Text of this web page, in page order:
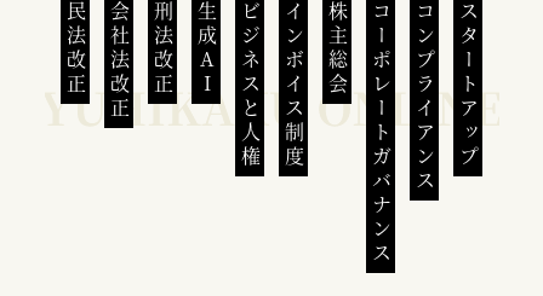
民法改正 会社法改正 刑法改正 生成AI ビジネスと人権インボイス制度 株主総会 コーポレートガバナンスコンプライアンススタートアップ